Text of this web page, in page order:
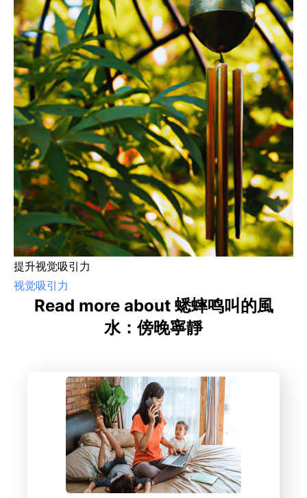
提升视觉吸引力
视觉吸引力
Read more about 蟋蟀鸣叫的風
水：傍晚寧靜